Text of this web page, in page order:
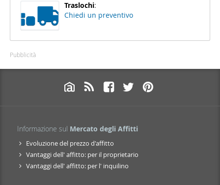
Traslochi:
Chiedi un preventivo
Pubblicità
Informazione sul Mercato degli Affitti
Evoluzione del prezzo d'affitto
Vantaggi dell' affitto: per il proprietario
Vantaggi dell' affitto: per l' inquilino